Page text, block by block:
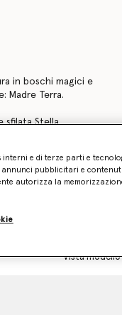
in boschi magici e
Madre Terra.
sfilata Stella
è realizzata al
ecologici oggi e
Vista modello
e di terze parti e
annunci pubblicitari e
autorizza la